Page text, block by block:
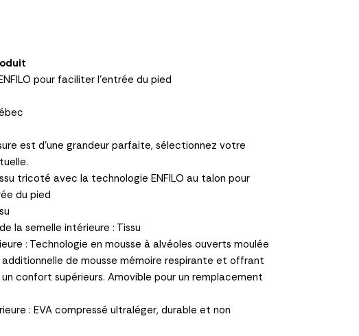
pour faciliter l'entrée du pied
est d'une grandeur parfaite, sélectionnez votre
tricoté avec la technologie ENFILO au talon pour
du pied
la semelle intérieure : Tissu
: Technologie en mousse à alvéoles ouverts moulée
de mousse mémoire respirante et offrant
confort supérieurs. Amovible pour un remplacement
: EVA compressé ultraléger, durable et non